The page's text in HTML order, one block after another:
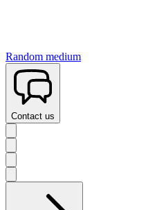
Random medium
Contact us